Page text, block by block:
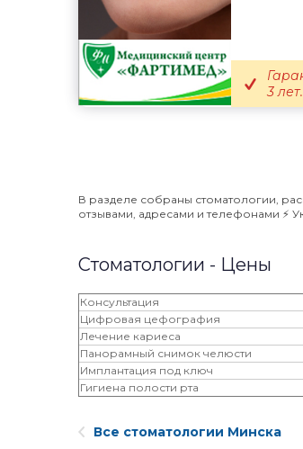
3 лет.
В разделе собраны стоматологии,
отзывами, адресами и телефонами ⚡️
Стоматологии - Цены
Консультация
Цифровая цефография
Лечение кариеса
Панорамный снимок челюсти
Имплантация под ключ
Гигиена полости рта
Все стоматологии Минска